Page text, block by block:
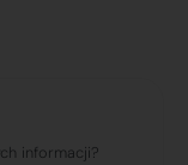
informacji?